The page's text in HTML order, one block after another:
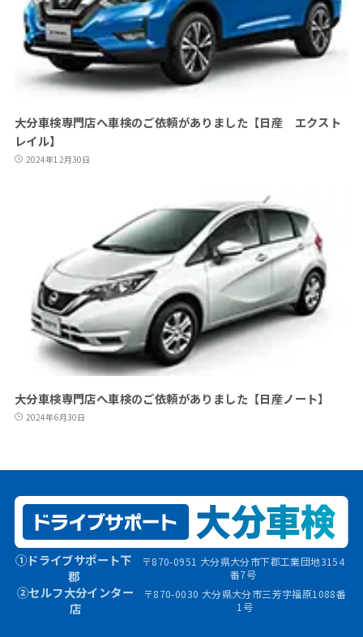
大分車検専門店へ車検のご依頼がありました【日産 エクスト
レイル】
2024年12月30日
大分車検専門店へ車検のご依頼がありました【日産ノート】
2024年6月30日
①ドライブサポート下
郡
〒870-0951 大分県大分市下郡工業団地3154
番7号
②セルフ大分インター
店
〒870-0030 大分県大分市三芳字福原1088番
1号